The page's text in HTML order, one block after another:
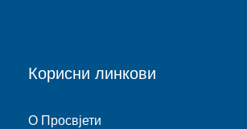
Корисни линкови
O Просвјети